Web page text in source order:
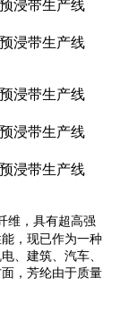
维，具有超高强
，现已作为一种
、建筑、汽车、
，芳纶由于质量